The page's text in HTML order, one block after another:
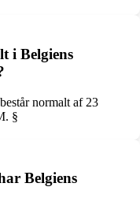
i Belgiens
normalt af 23
§
Belgiens